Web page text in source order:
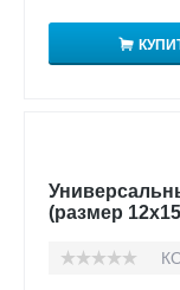
(размер